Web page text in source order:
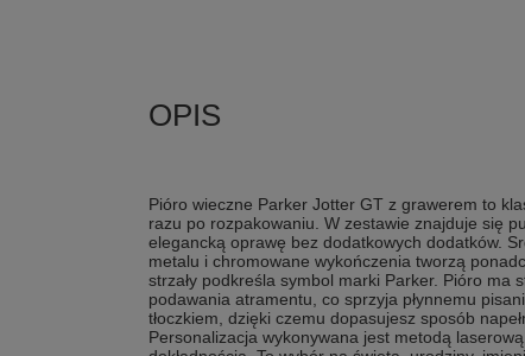
Pióro wieczne Parker Jotter GT z grawerem to
razu po rozpakowaniu. W zestawie znajduje się
elegancką oprawę bez dodatkowych dodatków.
metalu i chromowane wykończenia tworzą
strzały podkreśla symbol marki Parker. Pióro ma
podawania atramentu, co sprzyja płynnemu
tłoczkiem, dzięki czemu dopasujesz sposób
Personalizacja wykonywana jest metodą